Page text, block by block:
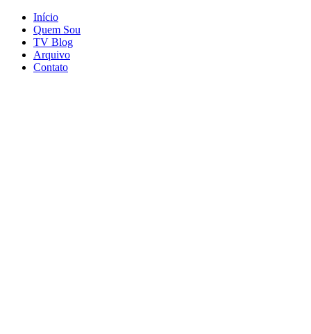
Início
Quem Sou
TV Blog
Arquivo
Contato